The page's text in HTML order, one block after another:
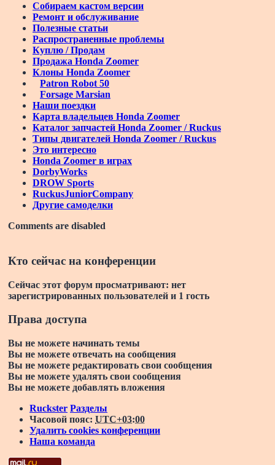
Собираем кастом версии
Ремонт и обслуживание
Полезные статьи
Распространенные проблемы
Куплю / Продам
Продажа Honda Zoomer
Клоны Honda Zoomer
Patron Robot 50
Forsage Marsian
Наши поездки
Карта владельцев Honda Zoomer
Каталог запчастей Honda Zoomer / Ruckus
Типы двигателей Honda Zoomer / Ruckus
Это интересно
Honda Zoomer в играх
DorbyWorks
DROW Sports
RuckusJuniorCompany
Другие самоделки
Comments are disabled
Кто сейчас на конференции
Сейчас этот форум просматривают: нет
зарегистрированных пользователей и 1 гость
Права доступа
Вы не можете начинать темы
Вы не можете отвечать на сообщения
Вы не можете редактировать свои сообщения
Вы не можете удалять свои сообщения
Вы не можете добавлять вложения
Ruckster Разделы
Часовой пояс: UTC+03:00
Удалить cookies конференции
Наша команда